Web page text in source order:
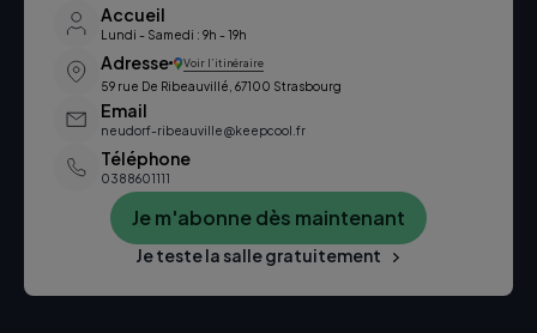
Accueil
Lundi - Samedi : 9h - 19h
Adresse Voir l’itinéraire
59 rue De Ribeauvillé, 67100 Strasbourg
Email
neudorf-ribeauville@keepcool.fr
Téléphone
0388601111
Je m'abonne dès maintenant
Je teste la salle gratuitement